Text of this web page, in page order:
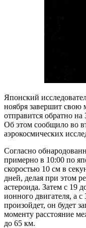
Японский
ноября завершит свою
отправится обратно
Об этом сообщило во
аэрокосмических
Согласно
примерно в 10:00 по
скоростью 10 см в
дней, делая при этом
астероида. Затем с 19
ионного двигателя, а
произойдет, он будет
моменту расстояние
до 65 км.